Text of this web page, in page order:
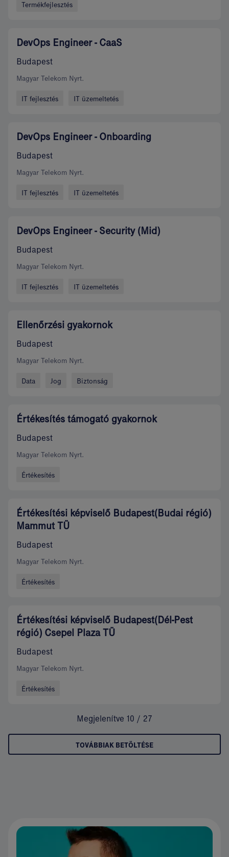
Termékfejlesztés
DevOps Engineer - CaaS
Budapest
Magyar Telekom Nyrt.
IT fejlesztés IT üzemeltetés
DevOps Engineer - Onboarding
Budapest
Magyar Telekom Nyrt.
IT fejlesztés IT üzemeltetés
DevOps Engineer - Security (Mid)
Budapest
Magyar Telekom Nyrt.
IT fejlesztés IT üzemeltetés
Ellenőrzési gyakornok
Budapest
Magyar Telekom Nyrt.
Data Jog Biztonság
Értékesítés támogató gyakornok
Budapest
Magyar Telekom Nyrt.
Értékesítés
Értékesítési képviselő Budapest(Budai régió)
Mammut TÜ
Budapest
Magyar Telekom Nyrt.
Értékesítés
Értékesítési képviselő Budapest(Dél-Pest
régió) Csepel Plaza TÜ
Budapest
Magyar Telekom Nyrt.
Értékesítés
Megjelenítve 10 / 27
TOVÁBBIAK BETÖLTÉSE